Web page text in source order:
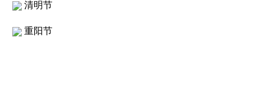
清明节
重阳节